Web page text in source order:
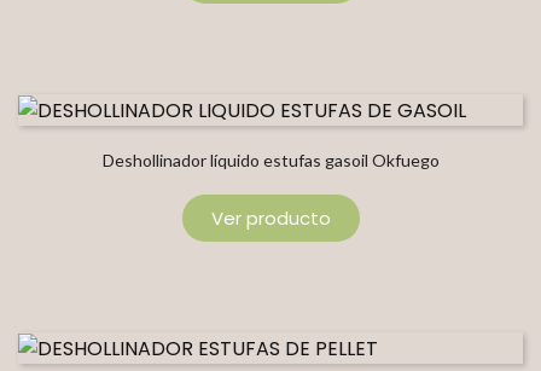
Deshollinador líquido estufas gasoil Okfuego
Ver producto